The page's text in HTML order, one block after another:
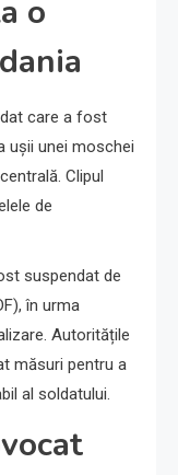
o
care a fost
ușii unei moschei
Clipul
de
suspendat de
în urma
Autoritățile
măsuri pentru a
al soldatului.